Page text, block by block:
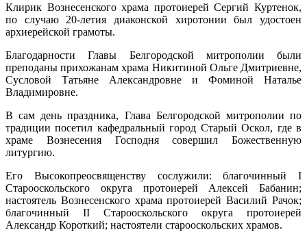
Клирик Вознесенского храма протоиерей Сергий Куртенок,
по случаю 20-летия диаконской хиротонии был удостоен
архиерейской грамоты.
Благодарности Главы Белгородской митрополии были
преподаны прихожанам храма Никитиной Ольге Дмитриевне,
Сусловой Татьяне Александровне и Фоминой Наталье
Владимировне.
В сам день праздника, Глава Белгородской митрополии по
традиции посетил кафедральный город Старый Оскол, где в
храме Вознесения Господня совершил Божественную
литургию.
Его Высокопреосвященству сослужили: благочинный I
Старооскольского округа протоиерей Алексей Бабанин;
настоятель Вознесенского храма протоиерей Василий Рачок;
благочинный II Старооскольского округа протоиерей
Александр Короткий; настоятели старооскольских храмов.